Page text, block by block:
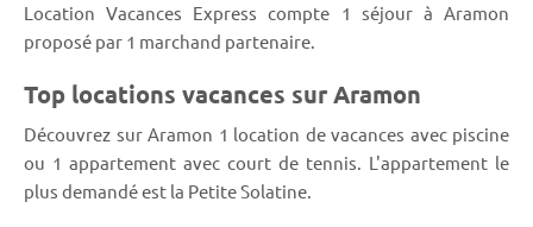
Location Vacances Express compte 1 séjour à Aramon
proposé par 1 marchand partenaire.
Top locations vacances sur Aramon
Découvrez sur Aramon 1 location de vacances avec piscine
ou 1 appartement avec court de tennis. L'appartement le
plus demandé est la Petite Solatine.